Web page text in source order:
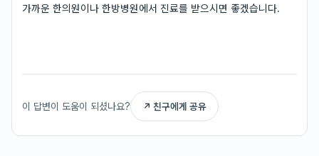
가까운 한의원이나 한방병원에서 진료를 받으시면 좋겠습니다.
이 답변이 도움이 되셨나요? ↗ 친구에게 공유